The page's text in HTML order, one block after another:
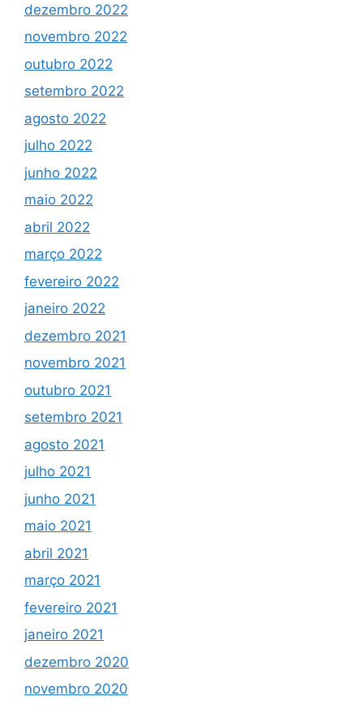
dezembro 2022
novembro 2022
outubro 2022
setembro 2022
agosto 2022
julho 2022
junho 2022
maio 2022
abril 2022
março 2022
fevereiro 2022
janeiro 2022
dezembro 2021
novembro 2021
outubro 2021
setembro 2021
agosto 2021
julho 2021
junho 2021
maio 2021
abril 2021
março 2021
fevereiro 2021
janeiro 2021
dezembro 2020
novembro 2020